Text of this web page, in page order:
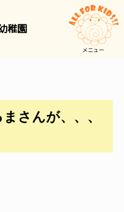
稚園
メニュー
さんが、、、